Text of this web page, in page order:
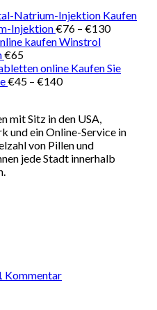
Kaufen
Injektion€76 – €130
€130
Winstrol
€65
Kaufen Sie
€45 – €140Preisspanne:
€140
mit Sitz in den USA,
und ein Online-Service in
von Pillen und
jede Stadt innerhalb
Kommentar